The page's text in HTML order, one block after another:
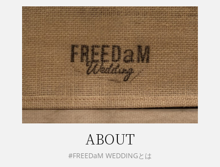
ABOUT
#FREEDaM WEDDINGとは